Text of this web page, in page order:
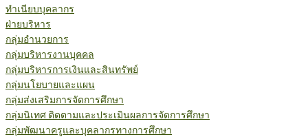
ทำเนียบบุคลากร
ฝ่ายบริหาร
กลุ่มอำนวยการ
กลุ่มบริหารงานบุคคล
กลุ่มบริหารการเงินและสินทรัพย์
กลุ่มนโยบายและแผน
กลุ่มส่งเสริมการจัดการศึกษา
กลุ่มนิเทศ ติดตามและประเมินผลการจัดการศึกษา
กลุ่มพัฒนาครูและบุคลากรทางการศึกษา